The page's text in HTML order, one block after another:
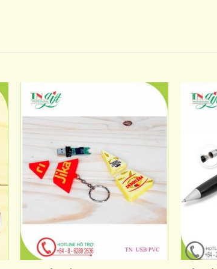
Add to
wishlist